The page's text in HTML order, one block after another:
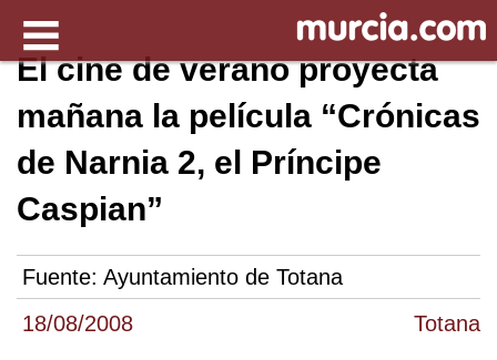
18/08/2008 Totana
El cine de verano proyecta
mañana la película “Crónicas
de Narnia 2, el Príncipe
Caspian”
Fuente: Ayuntamiento de Totana